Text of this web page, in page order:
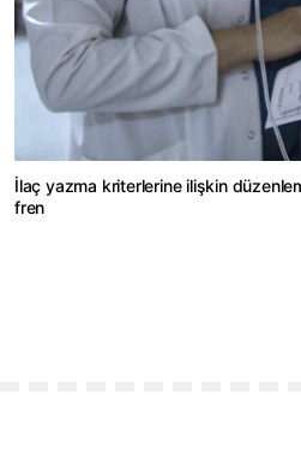
İlaç yazma kriterlerine ilişkin
fren